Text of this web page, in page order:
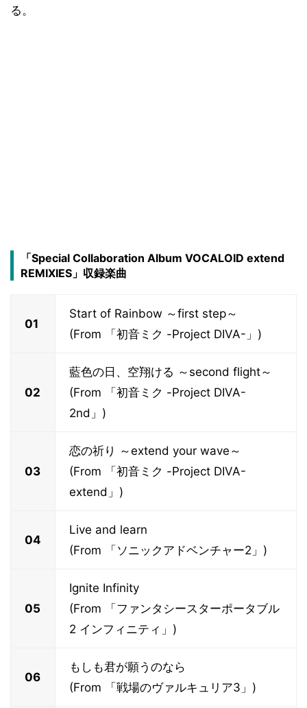
る。
「Special Collaboration Album VOCALOID extend
REMIXIES」収録楽曲
01
Start of Rainbow ～first step～
(From 「初音ミク -Project DIVA-」)
02
藍色の日、空翔ける ～second flight～
(From 「初音ミク -Project DIVA-
2nd」)
03
恋の祈り ～extend your wave～
(From 「初音ミク -Project DIVA-
extend」)
04
Live and learn
(From 「ソニックアドベンチャー2」)
05
Ignite Infinity
(From 「ファンタシースターポータブル
2 インフィニティ」)
06
もしも君が願うのなら
(From 「戦場のヴァルキュリア3」)